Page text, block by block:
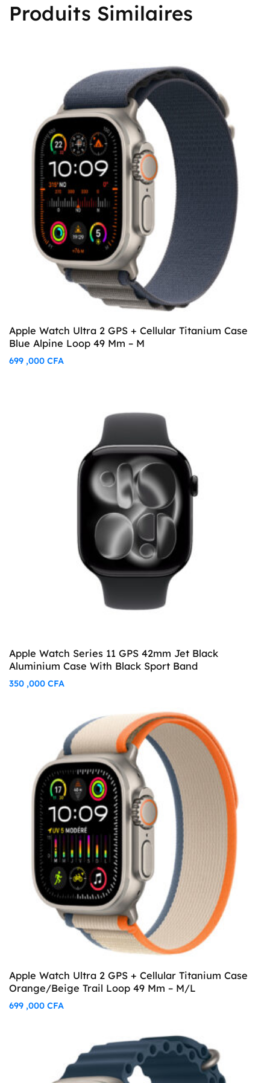
Produits Similaires
Apple Watch Ultra 2 GPS + Cellular Titanium Case
Blue Alpine Loop 49 Mm – M
699 ,000 CFA
Apple Watch Series 11 GPS 42mm Jet Black
Aluminium Case With Black Sport Band
350 ,000 CFA
Apple Watch Ultra 2 GPS + Cellular Titanium Case
Orange/Beige Trail Loop 49 Mm – M/L
699 ,000 CFA